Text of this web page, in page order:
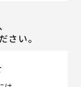
さい。